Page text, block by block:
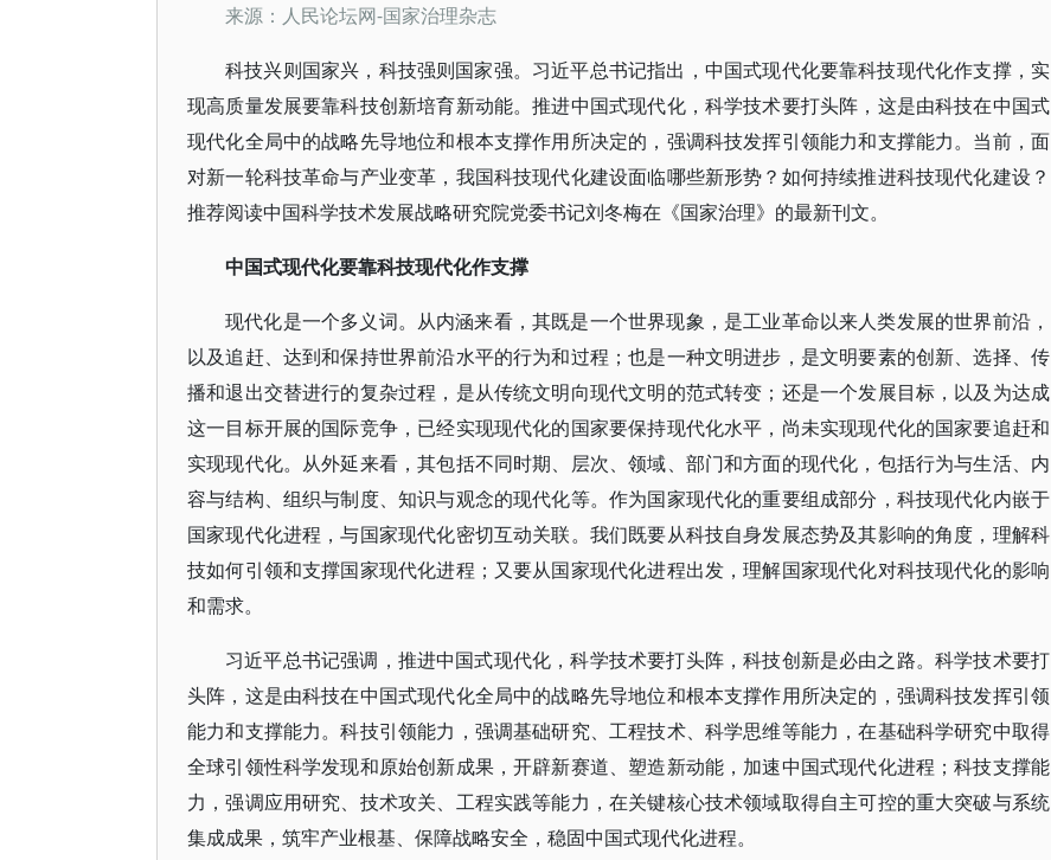
来源：人民论坛网-国家治理杂志
科技兴则国家兴，科技强则国家强。习近平总书记指出，中国式现代化要靠科技现代化作支撑，实
现高质量发展要靠科技创新培育新动能。推进中国式现代化，科学技术要打头阵，这是由科技在中国式
现代化全局中的战略先导地位和根本支撑作用所决定的，强调科技发挥引领能力和支撑能力。当前，面
对新一轮科技革命与产业变革，我国科技现代化建设面临哪些新形势？如何持续推进科技现代化建设？
推荐阅读中国科学技术发展战略研究院党委书记刘冬梅在《国家治理》的最新刊文。
中国式现代化要靠科技现代化作支撑
现代化是一个多义词。从内涵来看，其既是一个世界现象，是工业革命以来人类发展的世界前沿，
以及追赶、达到和保持世界前沿水平的行为和过程；也是一种文明进步，是文明要素的创新、选择、传
播和退出交替进行的复杂过程，是从传统文明向现代文明的范式转变；还是一个发展目标，以及为达成
这一目标开展的国际竞争，已经实现现代化的国家要保持现代化水平，尚未实现现代化的国家要追赶和
实现现代化。从外延来看，其包括不同时期、层次、领域、部门和方面的现代化，包括行为与生活、内
容与结构、组织与制度、知识与观念的现代化等。作为国家现代化的重要组成部分，科技现代化内嵌于
国家现代化进程，与国家现代化密切互动关联。我们既要从科技自身发展态势及其影响的角度，理解科
技如何引领和支撑国家现代化进程；又要从国家现代化进程出发，理解国家现代化对科技现代化的影响
和需求。
习近平总书记强调，推进中国式现代化，科学技术要打头阵，科技创新是必由之路。科学技术要打
头阵，这是由科技在中国式现代化全局中的战略先导地位和根本支撑作用所决定的，强调科技发挥引领
能力和支撑能力。科技引领能力，强调基础研究、工程技术、科学思维等能力，在基础科学研究中取得
全球引领性科学发现和原始创新成果，开辟新赛道、塑造新动能，加速中国式现代化进程；科技支撑能
力，强调应用研究、技术攻关、工程实践等能力，在关键核心技术领域取得自主可控的重大突破与系统
集成成果，筑牢产业根基、保障战略安全，稳固中国式现代化进程。